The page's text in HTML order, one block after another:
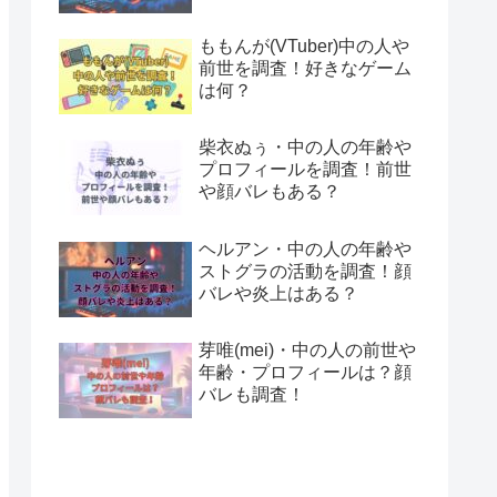
ももんが(VTuber)中の人や
前世を調査！好きなゲーム
は何？
柴衣ぬぅ・中の人の年齢や
プロフィールを調査！前世
や顔バレもある？
ヘルアン・中の人の年齢や
ストグラの活動を調査！顔
バレや炎上はある？
芽唯(mei)・中の人の前世や
年齢・プロフィールは？顔
バレも調査！